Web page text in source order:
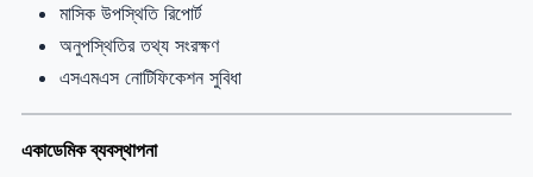
মাসিক উপস্থিতি রিপোর্ট
অনুপস্থিতির তথ্য সংরক্ষণ
এসএমএস নোটিফিকেশন সুবিধা
একাডেমিক ব্যবস্থাপনা